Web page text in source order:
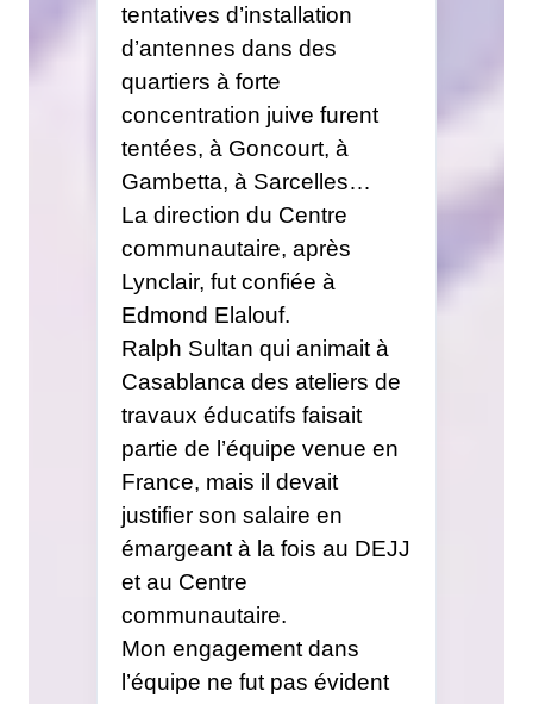
tentatives d’installation
d’antennes dans des
quartiers à forte
concentration juive furent
tentées, à Goncourt, à
Gambetta, à Sarcelles…
La direction du Centre
communautaire, après
Lynclair, fut confiée à
Edmond Elalouf.
Ralph Sultan qui animait à
Casablanca des ateliers de
travaux éducatifs faisait
partie de l’équipe venue en
France, mais il devait
justifier son salaire en
émargeant à la fois au DEJJ
et au Centre
communautaire.
Mon engagement dans
l’équipe ne fut pas évident